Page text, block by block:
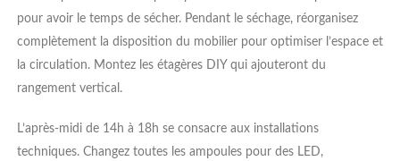
pour avoir le temps de sécher. Pendant le séchage, réorganisez
complètement la disposition du mobilier pour optimiser l’espace et
la circulation. Montez les étagères DIY qui ajouteront du
rangement vertical.
L’après-midi de 14h à 18h se consacre aux installations
techniques. Changez toutes les ampoules pour des LED,